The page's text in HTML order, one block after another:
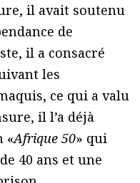
il avait soutenu
de
il a consacré
les
ce qui a valu
il l’a déjà
«Afrique 50» qui
40 ans et une